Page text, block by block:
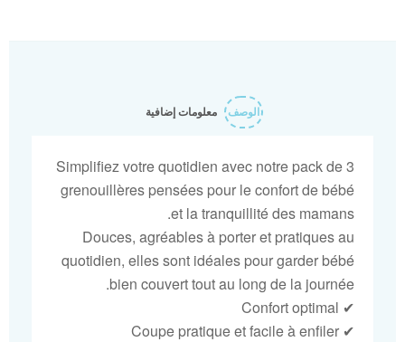
الوصف معلومات إضافية
Simplifiez votre quotidien avec notre pack de 3
grenouillères pensées pour le confort de bébé
et la tranquillité des mamans.
Douces, agréables à porter et pratiques au
quotidien, elles sont idéales pour garder bébé
bien couvert tout au long de la journée.
✔ Confort optimal
✔ Coupe pratique et facile à enfiler